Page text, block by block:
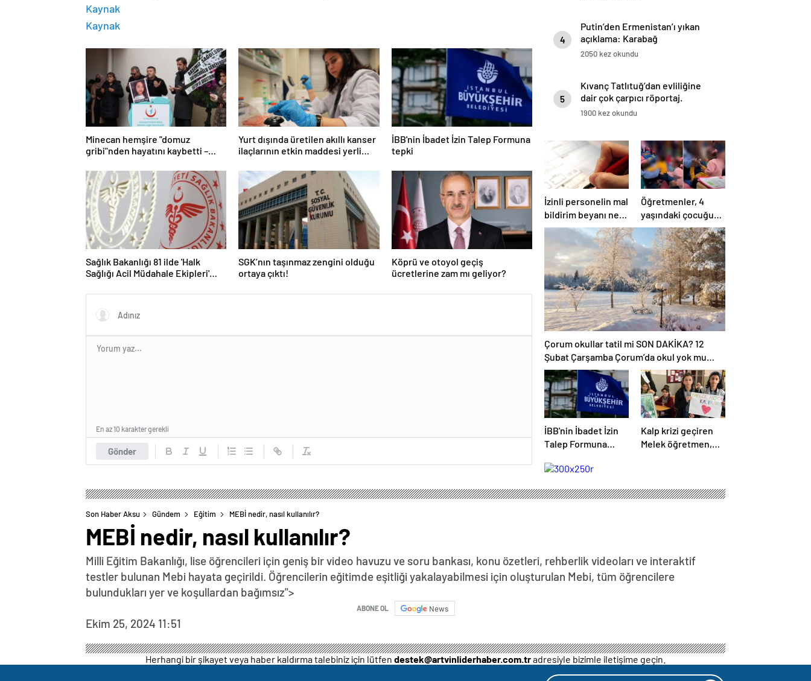
Kaynak
Kaynak
Minecan hemşire "domuz
gribi"nden hayatını kaybetti –
Yurt dışında üretilen akıllı kanser
ilaçlarının etkin maddesi yerli
Haberleri
İBB'nin İbadet İzin Talep Formuna
tepki
Sağlık Bakanlığı 81 ilde 'Halk
Sağlığı Acil Müdahale Ekipleri'
SGK’nın taşınmaz zengini olduğu
ortaya çıktı!
Köprü ve otoyol geçiş
ücretlerine zam mı geliyor?
Gönder
En az 10 karakter gerekli
4
Putin’den Ermenistan’ı yıkan
açıklama: Karabağ
Azerbaycan’ın ayrılmaz bir
2050 kez okundu
5
Kıvanç Tatlıtuğ’dan evliliğine
dair çok çarpıcı röportaj.
1900 kez okundu
İzinli personelin mal
bildirim beyanı ne
zaman yapılır?
Öğretmenler, 4
yaşındaki çocuğun
dövülmesini
gülerek izledi
Çorum okullar tatil mi SON DAKİKA? 12
Şubat Çarşamba Çorum’da okul yok mu
(Çorum Valiliği Açıklaması – KAR TATİLİ)?
İBB'nin İbadet İzin
Talep Formuna
Kalp krizi geçiren
Melek öğretmen,
Son Haber Aksu Gündem Eğitim MEBİ nedir, nasıl kullanılır?
MEBİ nedir, nasıl kullanılır?
Milli Eğitim Bakanlığı, lise öğrencileri için geniş bir video havuzu ve soru bankası, konu özetleri, rehberlik videoları ve interaktif
testler bulunan Mebi hayata geçirildi. Öğrencilerin eğitimde eşitliği yakalayabilmesi için oluşturulan Mebi, tüm öğrencilere
bulundukları yer ve koşullardan bağımsız">
ABONE OL News
Ekim 25, 2024 11:51
Herhangi bir şikayet veya haber kaldırma talebiniz için lütfen destek@artvinliderhaber.com.tradresiyle bizimle iletişime geçin.